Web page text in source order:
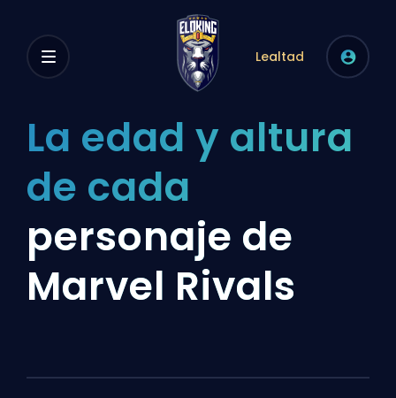
Lealtad
La edad y altura
de cada
personaje de
Marvel Rivals